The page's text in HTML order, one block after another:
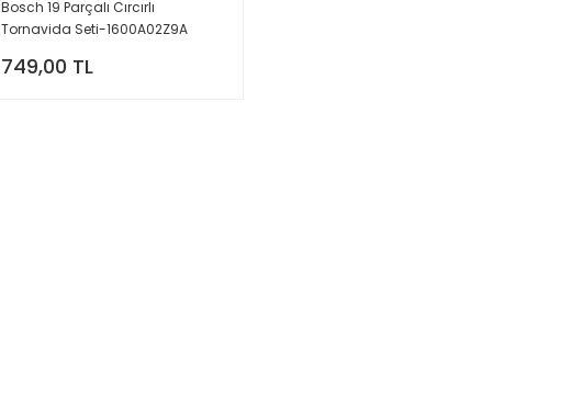
Bosch 19 Parçalı Cırcırlı
Tornavida Seti-1600A02Z9A
749,00 TL